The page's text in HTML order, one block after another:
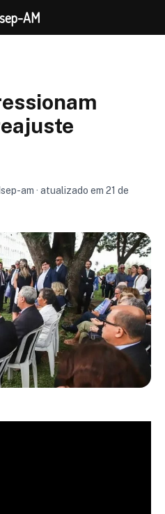
am · atualizado em 21 de
AM